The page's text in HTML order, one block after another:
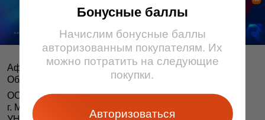
Бонусные баллы
Начислим бонусные баллы
авторизованным покупателям. Их
можно потратить на следующие
покупки.
Авторизоваться
Афіша і білеты BezKassira.by ©
Облачная система продажи билетов, 2013 — 2026
ООО «БЕЗКАССИРА БАЙ» Республика Беларусь
г. Минск, ул. Короля, 9, оф. 1